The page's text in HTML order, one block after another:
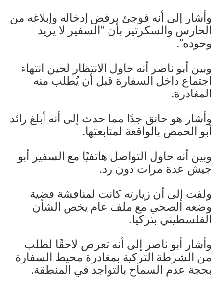
وأشار إلى أنه فوجئ برفض إدخاله وإبلاغه من
الحارس والسكرتير بأن “السفير لا يريد
وجوده”.
وبين أبو ناصر أنه حاول الانتظار لحين انتهاء
اجتماع داخل السفارة قبل أن يُطلب منه
المغادرة.
وأشار هو حانق جدًا مما حدث إلى أنه أبلغ رائد
أبو الحمص بالواقعة لمتابعتها.
وبين أنه حاول التواصل هاتفيًا مع السفير أبو
جيش عدة مرات دون رد.
ولفت إلى أن زيارته كانت لمناقشة قضية
وضعه الصحي مع ملف عام يخص الشأن
الفلسطيني بتركيا.
وأشار أبو ناصر إلى أنه تعرض لاحقًا لطلب
من الشرطة التركية بمغادرة محيط السفارة
بحجة عدم السماح بالتواجد في المنطقة.